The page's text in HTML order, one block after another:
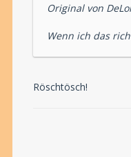
Original von
Wenn ich das
Röschtösch!